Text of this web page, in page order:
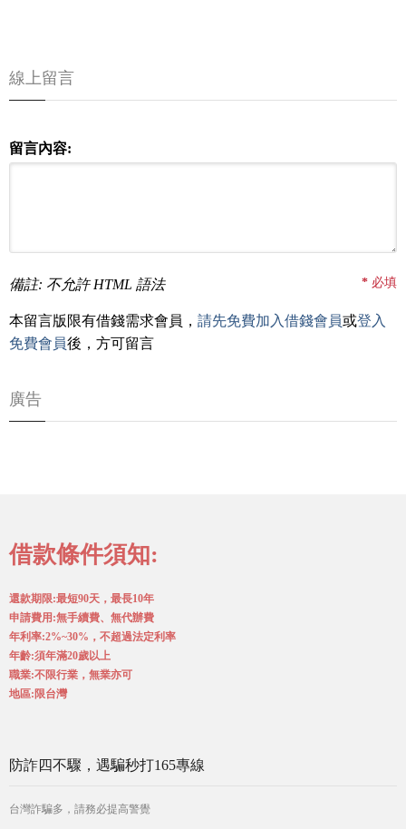
線上留言
留言內容:
備註: 不允許 HTML 語法 * 必填
本留言版限有借錢需求會員， 請先免費加入借錢會員或登入
免費會員後，方可留言
廣告
借款條件須知:
還款期限:最短90天，最長10年
申請費用:無手續費、無代辦費
年利率:2%~30%，不超過法定利率
年齡:須年滿20歲以上
職業:不限行業，無業亦可
地區:限台灣
防詐四不驟，遇騙秒打165專線
台灣詐騙多，請務必提高警覺